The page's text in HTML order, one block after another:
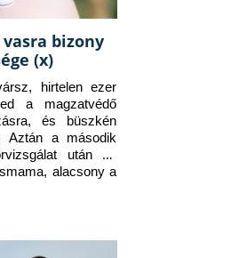
bizony
(x)
hirtelen ezer
a magzatvédő
és büszkén
Aztán a második
után az
alacsony a